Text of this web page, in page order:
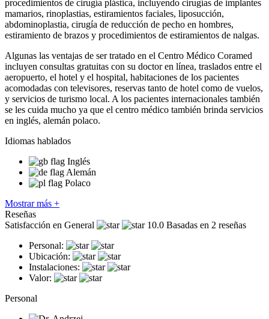
procedimientos de cirugía plástica, incluyendo cirugías de implantes
mamarios, rinoplastias, estiramientos faciales, liposucción,
abdominoplastia, cirugía de reducción de pecho en hombres,
estiramiento de brazos y procedimientos de estiramientos de nalgas.
Algunas las ventajas de ser tratado en el Centro Médico Coramed
incluyen consultas gratuitas con su doctor en línea, traslados entre el
aeropuerto, el hotel y el hospital, habitaciones de los pacientes
acomodadas con televisores, reservas tanto de hotel como de vuelos,
y servicios de turismo local. A los pacientes internacionales también
se les cuida mucho ya que el centro médico también brinda servicios
en inglés, alemán polaco.
Idiomas hablados
Inglés
Alemán
Polaco
Mostrar más +
Reseñas
Satisfacción en General
10.0 Basadas en 2 reseñas
Personal:
Ubicación:
Instalaciones:
Valor:
Personal